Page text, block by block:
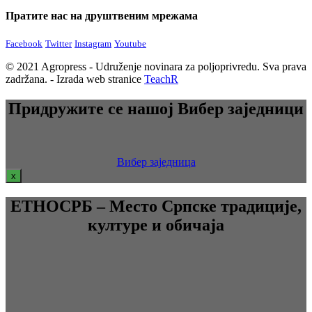
Пратите нас на друштвеним мрежама
Facebook Twitter Instagram Youtube
© 2021 Agropress - Udruženje novinara za poljoprivredu. Sva prava
zadržana. - Izrada web stranice TeachR
Придружите се нашој Вибер заједници
Вибер заједница
x
ЕТНОСРБ – Место Српске традиције,
културе и обичаја